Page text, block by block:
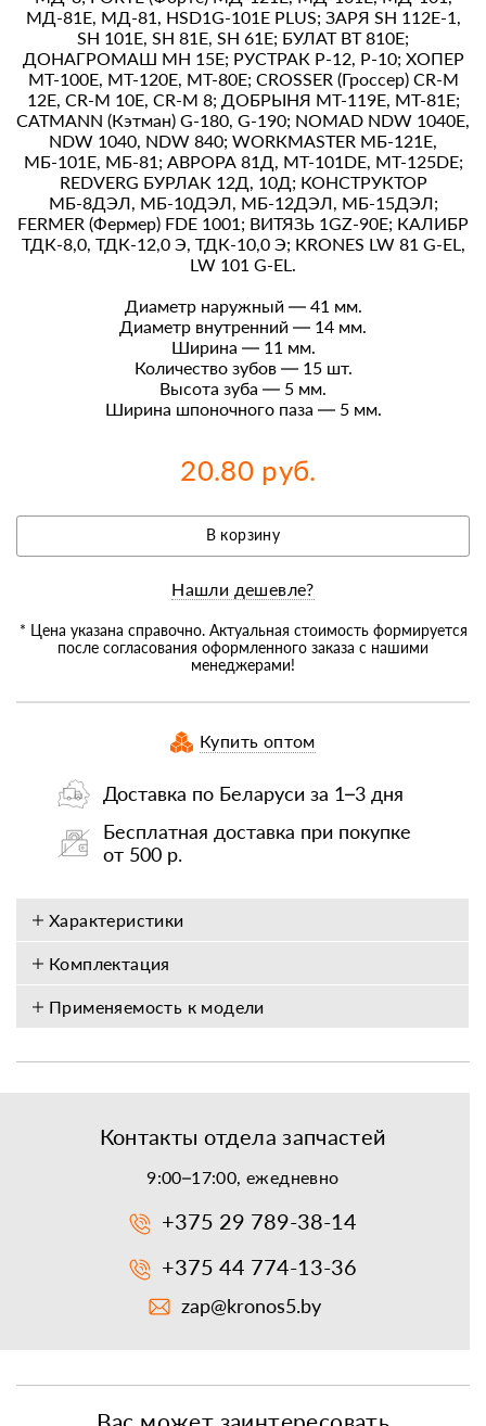
МД-81Е, МД-81, HSD1G-101Е PLUS; ЗАРЯ SН 112Е-1,
SН 101Е, SН 81Е, SН 61Е; БУЛАТ ВТ 810Е;
ДОНАГРОМАШ МН 15Е; РУСТРАК Р-12, Р-10; ХОПЕР
МТ-100Е, МТ-120Е, МТ-80Е; СRОSSЕR (Гроссер) СR-М
12Е, СR-М 10Е, СR-М 8; ДОБРЫНЯ МТ-119Е, МТ-81Е;
САТМАNN (Кэтман) G-180, G-190; NОМАD NDW 1040Е,
NDW 1040, NDW 840; WОRКМАSТЕR МБ-121Е,
МБ-101Е, МБ-81; АВРОРА 81Д, МТ-101DЕ, МТ-125DЕ;
RЕDVЕRG БУРЛАК 12Д, 10Д; КОНСТРУКТОР
МБ-8ДЭЛ, МБ-10ДЭЛ, МБ-12ДЭЛ, МБ-15ДЭЛ;
FЕRМЕR (Фермер) FDЕ 1001; ВИТЯЗЬ 1GZ-90Е; КАЛИБР
ТДК-8,0, ТДК-12,0 Э, ТДК-10,0 Э; КRОNЕS LW 81 G-ЕL,
LW 101 G-ЕL.
Диаметр наружный — 41 мм.
Диаметр внутренний — 14 мм.
Ширина — 11 мм.
Количество зубов — 15 шт.
Высота зуба — 5 мм.
Ширина шпоночного паза — 5 мм.
20.80 руб.
В корзину
Нашли дешевле?
* Цена указана справочно. Актуальная стоимость формируется
после согласования оформленного заказа с нашими
менеджерами!
Купить оптом
Доставка по Беларуси за 1–3 дня
Бесплатная доставка при покупке
от 500 р.
Характеристики
Комплектация
Применяемость к модели
Контакты отдела запчастей
9:00–17:00, ежедневно
+375 29 789-38-14
+375 44 774-13-36
zap@kronos5.by